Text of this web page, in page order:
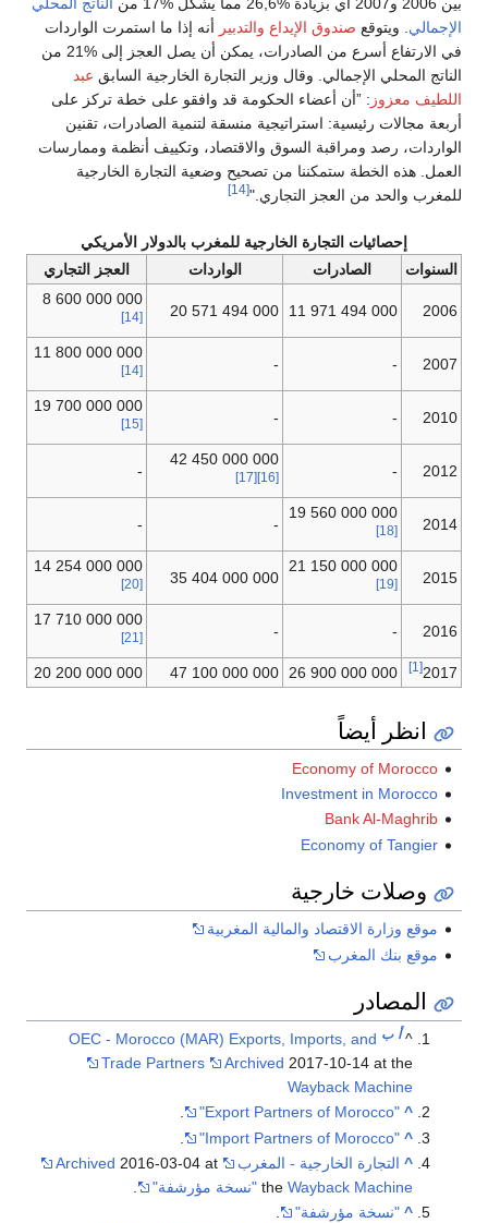
بين 2006 و2007 أي بزيادة %26,6 مما يشكل %17 من
الناتج المحلي
الإجمالي. ويتوقع صندوق الإيداع والتدبير أنه إذا ما استمرت الواردات
في الارتفاع أسرع من الصادرات، يمكن أن يصل العجز إلى %21 من
الناتج المحلي الإجمالي. وقال وزير التجارة الخارجية السابق عبد
اللطيف معزوز : ”أن أعضاء الحكومة قد وافقو على خطة تركز على
أربعة مجالات رئيسية: استراتيجية منسقة لتنمية الصادرات، تقنين
الواردات، رصد ومراقبة السوق والاقتصاد، وتكييف أنظمة وممارسات
العمل. هذه الخطة ستمكننا من تصحيح وضعية التجارة الخارجية
للمغرب والحد من العجز التجاري."[14]
إحصائيات التجارة الخارجية للمغرب بالدولار الأمريكي
السنوات
الصادرات الواردات العجز التجاري
2006
000 494 971 11
000 494 571 20
000 000 600 8
[14]
2007
-
-
000 000 800 11
[14]
2010
-
-
000 000 700 19
[15]
2012
-
000 000 450 42
[16]
[17]
-
2014
000 000 560 19
[18]
-
-
2015
000 000 150 21
[19]
000 000 404 35
000 000 254 14
[20]
2016
-
-
000 000 710 17
[21]
2017
[1]
000 000 900 26
000 000 100 47
000 000 200 20
انظر أيضاً
Economy of Morocco
Investment in Morocco
Bank Al-Maghrib
Economy of Tangier
وصلات خارجية
موقع وزارة الاقتصاد والمالية المغربية
موقع بنك المغرب
المصادر
^أ ب OEC - Morocco (MAR) Exports, Imports, and
Trade Partners
Archived 2017-10-14 at the
Wayback Machine
^
"Export Partners of Morocco"
.
^
"Import Partners of Morocco"
^ التجارة الخارجية - المغرب Archived 2016-03-04 at
theWayback Machine "نسخة مؤرشفة"
^ "نسخة مؤرشفة"
.